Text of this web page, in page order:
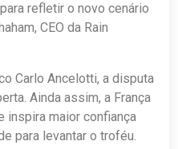
refletir o novo cenário
CEO da Rain
Carlo Ancelotti, a disputa
Ainda assim, a França
inspira maior confiança
para levantar o troféu.